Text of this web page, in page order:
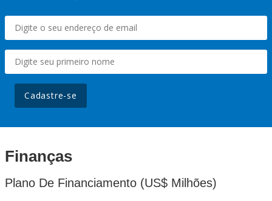
Cadastre-se
Finanças
Plano De Financiamento (US$ Milhões)